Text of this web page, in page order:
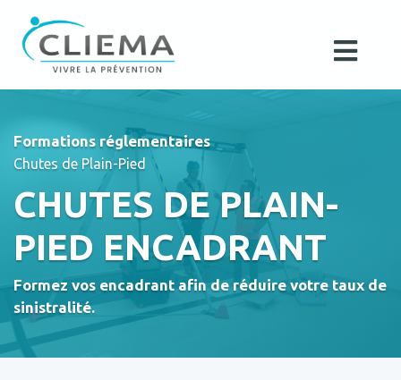
Formations réglementaires
Chutes de Plain-Pied
CHUTES DE PLAIN-
PIED ENCADRANT
Formez vos encadrant afin de réduire votre taux de
sinistralité.